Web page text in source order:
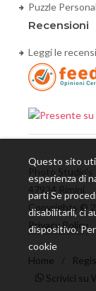
Puzzle
Recensioni
Leggi le
Photo Studio's
47924 Rimini
Copyrights ©
Privacy Policy
Home
Scrivici su
Questo sito
esperienza di
parti Se
disabilitarli, ci
dispositivo.
cookie